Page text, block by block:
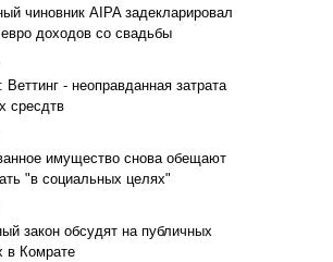
чиновник AIPA задекларировал
доходов со свадьбы
Веттинг - неоправданная затрата
сресдтв
имущество снова обещают
"в социальных целях"
закон обсудят на публичных
в Комрате